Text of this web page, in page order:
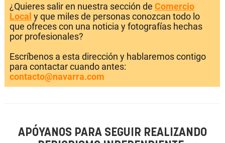
¿Quieres salir en nuestra sección de Comercio
Local y que miles de personas conozcan todo lo
que ofreces con una noticia y fotografías hechas
por profesionales?
Escríbenos a esta dirección y hablaremos contigo
para contactar cuando antes:
contacto@navarra.com
APÓYANOS PARA SEGUIR REALIZANDO